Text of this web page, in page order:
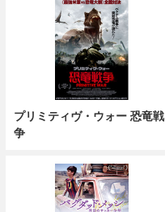
プリミティヴ・ウォー 恐竜戦
争